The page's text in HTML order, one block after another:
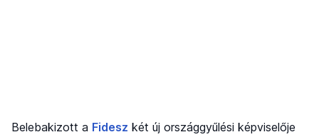
Belebakizott a Fidesz két új országgyűlési képviselője